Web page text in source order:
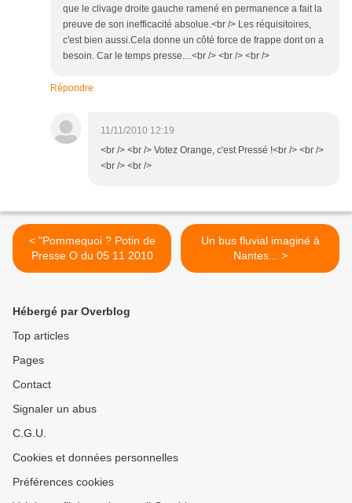
que le clivage droite gauche ramené en permanence a fait la
preuve de son inefficacité absolue.<br /> Les réquisitoires,
c'est bien aussi.Cela donne un côté force de frappe dont on a
besoin. Car le temps presse....<br /> <br /> <br />
Répondre
11/11/2010 12:19
<br /> <br /> Votez Orange, c'est Pressé !<br /> <br />
<br /> <br />
< "Pommequoi ? Potin de
Presse O du 05 11 2010
Un bus fluvial imaginé à
Nantes... >
Hébergé par Overblog
Top articles
Pages
Contact
Signaler un abus
C.G.U.
Cookies et données personnelles
Préférences cookies